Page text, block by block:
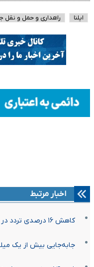
ایلنا راهداری و حمل و نقل
اخبار مرتبط
کاهش ۱۶ درصدی تردد در جاده‌های خوزستان طی دو ماه گذشته
جابه‌جایی بیش از یک